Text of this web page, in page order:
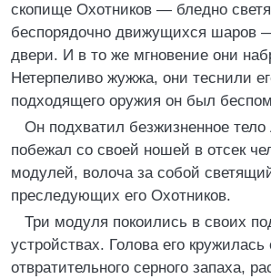
скопище Охотников — бледно
беспорядочно движущихся шаров
двери. И в то же мгновение они
Нетерпеливо жужжа, они теснили
подходящего оружия он был
Он подхватил безжизненное
побежал со своей ношей в отсек
модулей, волоча за собой
преследующих его Охотников.
Три модуля покоились в своих
устройствах. Голова его кружилась
отвратительного серного запаха,